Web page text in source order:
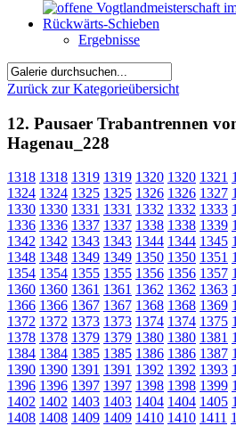
Ergebnisse
Zurück zur Kategorieübersicht
12. Pausaer Trabantrennen
Hagenau_228
1318 1318 1319 1319 1320 1320 1321
1324 1324 1325 1325 1326 1326 1327
1330 1330 1331 1331 1332 1332 1333
1336 1336 1337 1337 1338 1338 1339
1342 1342 1343 1343 1344 1344 1345
1348 1348 1349 1349 1350 1350 1351
1354 1354 1355 1355 1356 1356 1357
1360 1360 1361 1361 1362 1362 1363
1366 1366 1367 1367 1368 1368 1369
1372 1372 1373 1373 1374 1374 1375
1378 1378 1379 1379 1380 1380 1381
1384 1384 1385 1385 1386 1386 1387
1390 1390 1391 1391 1392 1392 1393
1396 1396 1397 1397 1398 1398 1399
1402 1402 1403 1403 1404 1404 1405
1408 1408 1409 1409 1410 1410 1411